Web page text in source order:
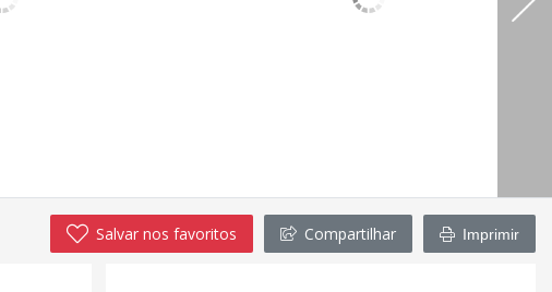
Salvar nos favoritos Compartilhar Imprimir